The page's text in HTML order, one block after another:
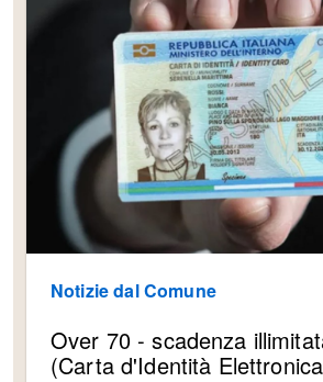
Notizie dal Comune
Over 70 - scadenza
(Carta d'Identità